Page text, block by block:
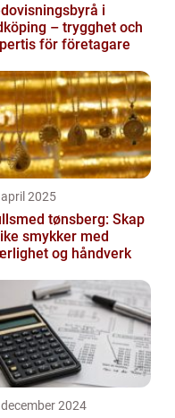
i
– trygghet och
för företagare
2025
tønsberg: Skap
smykker med
og håndverk
2024